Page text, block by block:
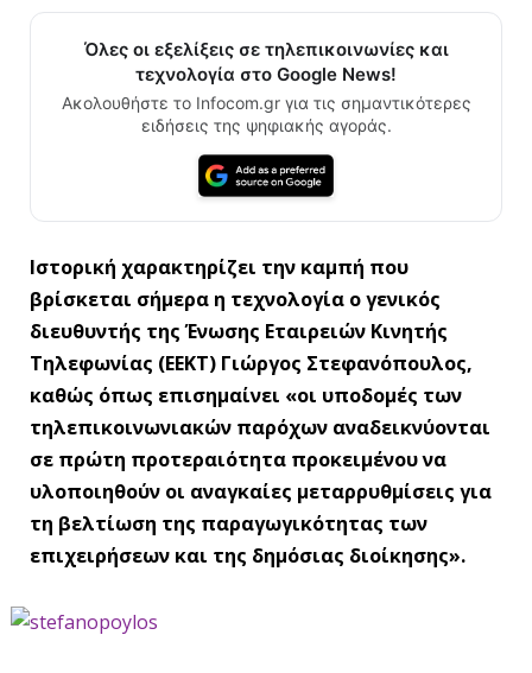
Όλες οι εξελίξεις σε τηλεπικοινωνίες και
τεχνολογία στο Google News!
Ακολουθήστε το Infocom.gr για τις σημαντικότερες
ειδήσεις της ψηφιακής αγοράς.
Ιστορική χαρακτηρίζει την καμπή που
βρίσκεται σήμερα η τεχνολογία ο γενικός
διευθυντής της Ένωσης Εταιρειών Κινητής
Τηλεφωνίας (ΕΕΚΤ) Γιώργος Στεφανόπουλος,
καθώς όπως επισημαίνει «οι υποδομές των
τηλεπικοινωνιακών παρόχων αναδεικνύονται
σε πρώτη προτεραιότητα προκειμένου να
υλοποιηθούν οι αναγκαίες μεταρρυθμίσεις για
τη βελτίωση της παραγωγικότητας των
επιχειρήσεων και της δημόσιας διοίκησης».